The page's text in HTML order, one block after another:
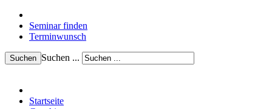
Seminar finden
Terminwunsch
Suchen Suchen ...
Startseite